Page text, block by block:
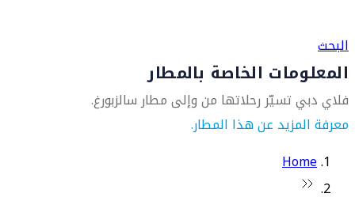
البحث
المعلومات الخاصة بالمطار
فلاي دبي تسيّر رحلاتها من وإلى مطار سالزبورغ.
معرفة المزيد عن هذا المطار.
Home